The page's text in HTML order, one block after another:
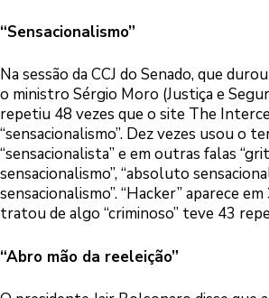
“Sensacionalismo”
Na sessão da CCJ do Senado, que
o ministro Sérgio Moro (Justiça e
repetiu 48 vezes que o site The
“sensacionalismo”. Dez vezes usou o
“sensacionalista” e em outras falas
sensacionalismo”, “absoluto
sensacionalismo”. “Hacker” aparece
tratou de algo “criminoso” teve 43
“Abro mão da reeleição”